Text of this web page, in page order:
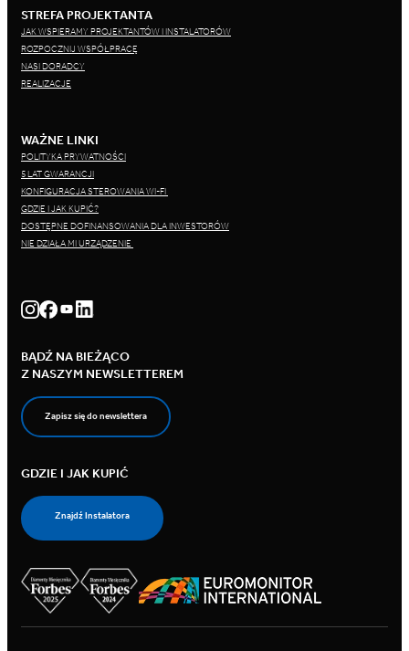
STREFA PROJEKTANTA
JAK WSPIERAMY PROJEKTANTÓW I INSTALATORÓW
ROZPOCZNIJ WSPÓŁPRACĘ
NASI DORADCY
REALIZACJE
WAŻNE LINKI
POLITYKA PRYWATNOŚCI
5 LAT GWARANCJI
KONFIGURACJA STEROWANIA WI-FI
GDZIE I JAK KUPIĆ?
DOSTĘPNE DOFINANSOWANIA DLA INWESTORÓW
NIE DZIAŁA MI URZĄDZENIE
BĄDŹ NA BIEŻĄCO
Z NASZYM NEWSLETTEREM
Zapisz się do newslettera
GDZIE I JAK KUPIĆ
Znajdź Instalatora